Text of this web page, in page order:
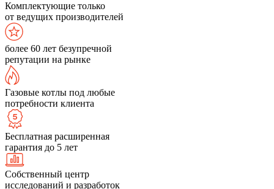
Комплектующие только
от ведущих производителей
более 60 лет безупречной
репутации на рынке
Газовые котлы под любые
потребности клиента
Бесплатная расширенная
гарантия до 5 лет
Собственный центр
исследований и разработок